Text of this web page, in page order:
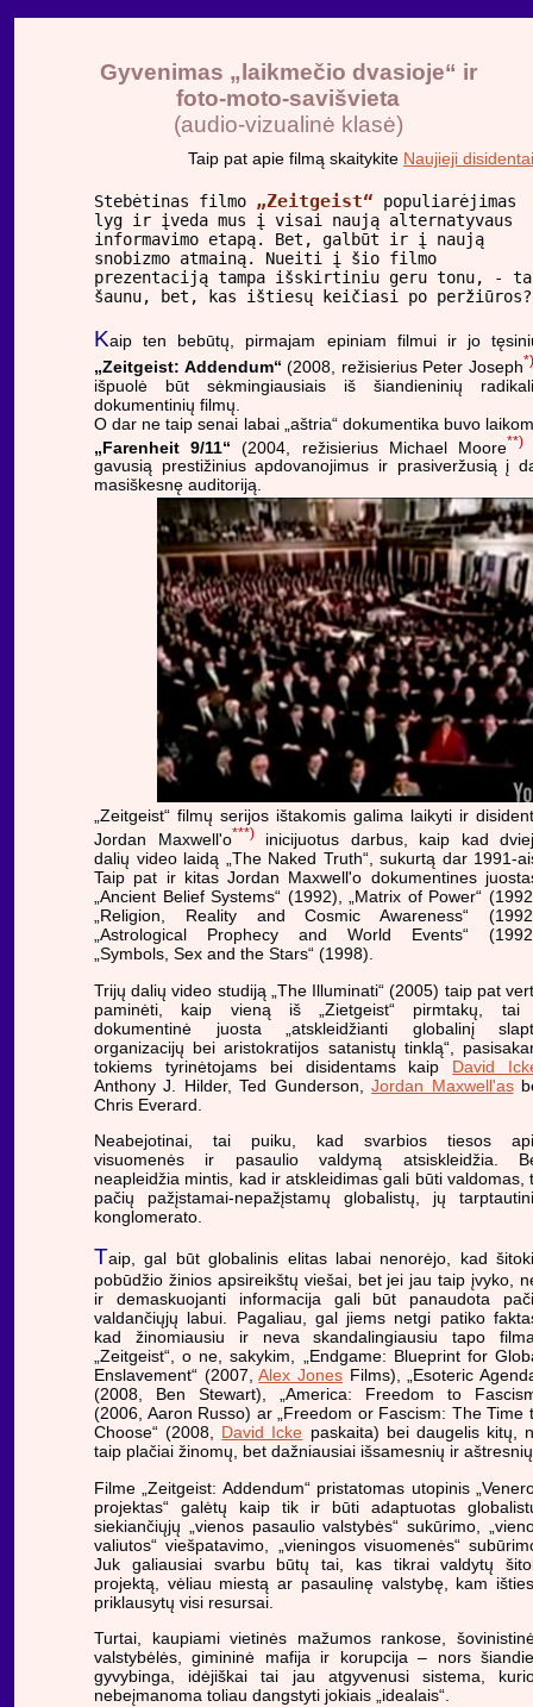
Gyvenimas „laikmečio dvasioje“ ir
foto-moto-savišvieta
(audio-vizualinė klasė)
Taip pat apie filmą skaitykite Naujieji disidentai
Stebėtinas filmo „Zeitgeist“ populiarėjimas
lyg ir įveda mus į visai naują alternatyvaus
informavimo etapą. Bet, galbūt ir į naują
snobizmo atmainą. Nueiti į šio filmo
prezentaciją tampa išskirtiniu geru tonu, -
šaunu, bet, kas ištiesų keičiasi po peržiūros?
Kaip ten bebūtų, pirmajam epiniam filmui ir jo
„Zeitgeist: Addendum“ (2008, režisierius Peter Joseph
išpuolė būt sėkmingiausiais iš šiandieninių
dokumentinių filmų.
O dar ne taip senai labai „aštria“ dokumentika buvo
„Farenheit 9/11“ (2004, režisierius Michael Moore**)
gavusią prestižinius apdovanojimus ir prasiveržusią į
masiškesnę auditoriją.
„Zeitgeist“ filmų serijos ištakomis galima laikyti ir
Jordan Maxwell'o***)inicijuotus darbus, kaip kad
dalių video laidą „The Naked Truth“, sukurtą dar 1991-
Taip pat ir kitas Jordan Maxwell'o dokumentines
„Ancient Belief Systems“ (1992), „Matrix of Power“
„Religion, Reality and Cosmic Awareness“
„Astrological Prophecy and World Events“
„Symbols, Sex and the Stars“ (1998).
Trijų dalių video studiją „The Illuminati“ (2005) taip pat
paminėti, kaip vieną iš „Zietgeist“ pirmtakų,
dokumentinė juosta „atskleidžianti globalinį
organizacijų bei aristokratijos satanistų tinklą“,
tokiems tyrinėtojams bei disidentams kaip David
Anthony J. Hilder, Ted Gunderson,Jordan Maxwell'as
Chris Everard.
Neabejotinai, tai puiku, kad svarbios tiesos
visuomenės ir pasaulio valdymą atsiskleidžia.
neapleidžia mintis, kad ir atskleidimas gali būti valdomas,
pačių pažįstamai-nepažįstamų globalistų, jų
konglomerato.
Taip, gal būt globalinis elitas labai nenorėjo, kad
pobūdžio žinios apsireikštų viešai, bet jei jau taip įvyko,
ir demaskuojanti informacija gali būt panaudota
valdančiųjų labui. Pagaliau, gal jiems netgi patiko
kad žinomiausiu ir neva skandalingiausiu tapo
„Zeitgeist“, o ne, sakykim, „Endgame: Blueprint for
Enslavement“ (2007,Alex Jones Films), „Esoteric
(2008, Ben Stewart), „America: Freedom to
(2006, Aaron Russo) ar „Freedom or Fascism: The Time
Choose“ (2008, David Icke paskaita) bei daugelis kitų,
taip plačiai žinomų, bet dažniausiai išsamesnių ir
Filme „Zeitgeist: Addendum“ pristatomas utopinis
projektas“ galėtų kaip tik ir būti adaptuotas
siekiančiųjų „vienos pasaulio valstybės“ sukūrimo,
valiutos“ viešpatavimo, „vieningos visuomenės“
Juk galiausiai svarbu būtų tai, kas tikrai valdytų
projektą, vėliau miestą ar pasaulinę valstybę, kam
priklausytų visi resursai.
Turtai, kaupiami vietinės mažumos rankose,
valstybėlės, gimininė mafija ir korupcija – nors
gyvybinga, idėjiškai tai jau atgyvenusi sistema,
nebeįmanoma toliau dangstyti jokiais „idealais“.